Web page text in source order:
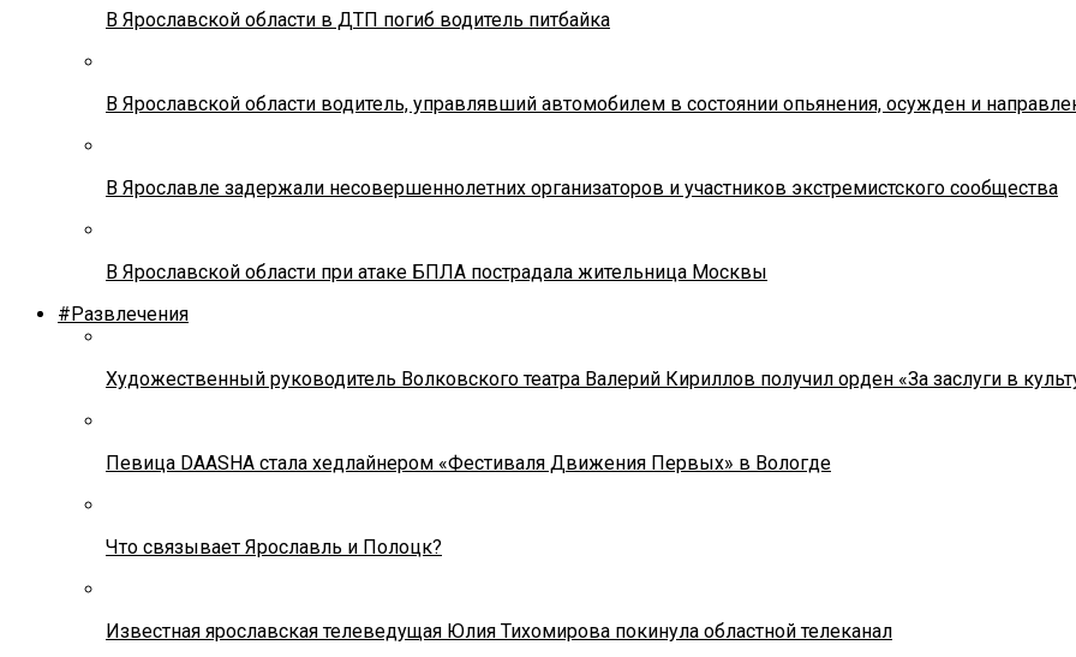
В Ярославской области в ДТП погиб водитель питбайка
В Ярославской области водитель, управлявший автомобилем в состоянии опьянения, осужден и
В Ярославле задержали несовершеннолетних организаторов и участников экстремистского сообщества
В Ярославской области при атаке БПЛА пострадала жительница Москвы
#Развлечения
Художественный руководитель Волковского театра Валерий Кириллов получил орден «За заслуги в
Певица DAASHA стала хедлайнером «Фестиваля Движения Первых» в Вологде
Что связывает Ярославль и Полоцк?
Известная ярославская телеведущая Юлия Тихомирова покинула областной телеканал